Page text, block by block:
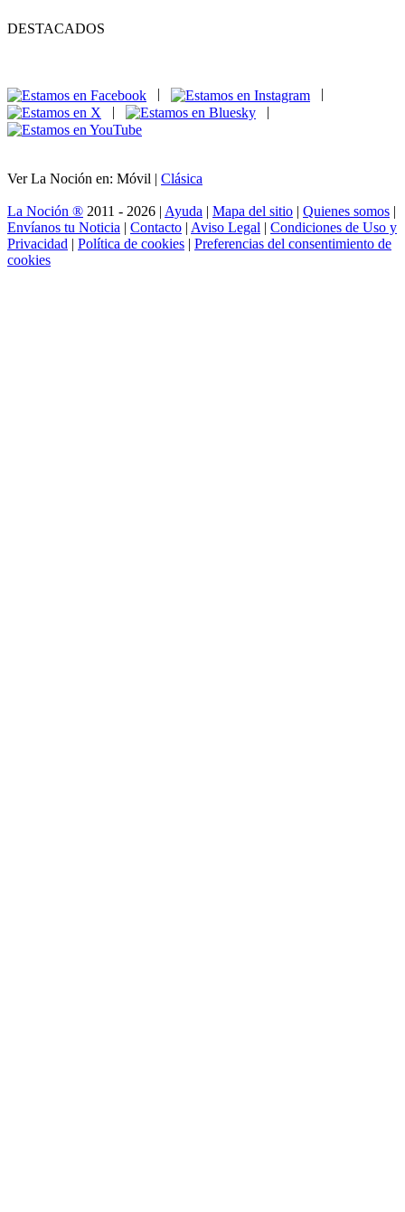
DESTACADOS
|
|
Ver La Noción en: Móvil | Clásica
La Noción ® 2011 - 2026 | Ayuda | Mapa del sitio | Quienes somos |
Envíanos tu Noticia | Contacto | Aviso Legal | Condiciones de Uso y
Privacidad | Política de cookies | Preferencias del consentimiento de
cookies